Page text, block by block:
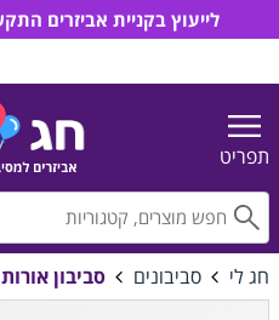
תפריט
חג לי סביבונים סביבון
לייעוץ בקניית אביזרים